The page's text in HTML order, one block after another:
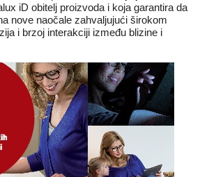
iD obitelj proizvoda i koja garantira da
nove naočale zahvaljujući širokom
i brzoj interakciji između blizine i